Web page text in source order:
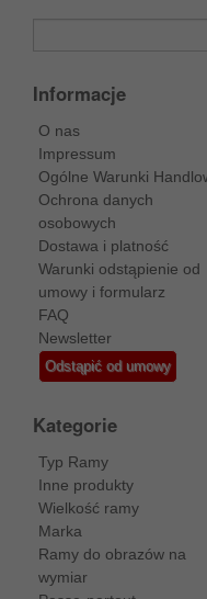
Informacje
O nas
Impressum
Ogólne Warunki
Ochrona danych
osobowych
Dostawa i platność
Warunki odstąpienie od
umowy i formularz
FAQ
Newsletter
Odstąpić od umowy
Kategorie
Typ Ramy
Inne produkty
Wielkość ramy
Marka
Ramy do obrazów na
wymiar